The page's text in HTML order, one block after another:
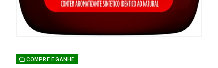
COMPRE E GANHE